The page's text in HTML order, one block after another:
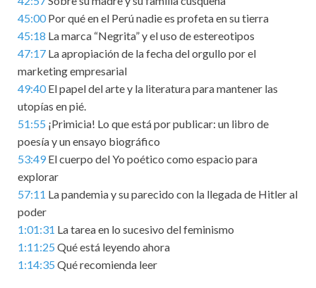
45:00Por qué en el Perú nadie es profeta en su tierra
45:18 La marca “Negrita” y el uso de estereotipos
47:17 La apropiación de la fecha del orgullo por el
marketing empresarial
49:40El papel del arte y la literatura para mantener las
utopías en pié.
51:55 ¡Primicia! Lo que está por publicar: un libro de
poesía y un ensayo biográfico
53:49 El cuerpo del Yo poético como espacio para
explorar
57:11 La pandemia y su parecido con la llegada de Hitler al
poder
1:01:31 La tarea en lo sucesivo del feminismo
1:11:25 Qué está leyendo ahora
1:14:35 Qué recomienda leer